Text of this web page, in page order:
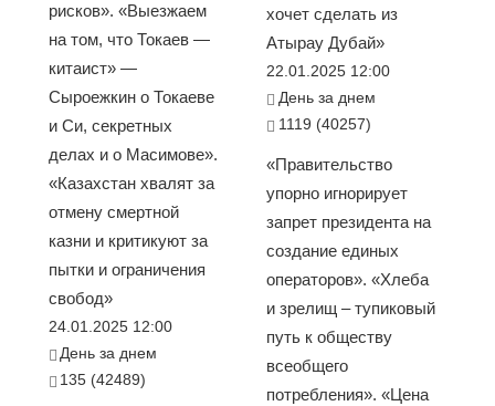
рисков». «Выезжаем
на том, что Токаев —
китаист» —
Сыроежкин о Токаеве
и Си, секретных
делах и о Масимове».
«Казахстан хвалят за
отмену смертной
казни и критикуют за
пытки и ограничения
свобод»
24.01.2025 12:00
День за днем
135 (42489)
хочет сделать из
Атырау Дубай»
22.01.2025 12:00
День за днем
1119 (40257)
«Правительство
упорно игнорирует
запрет президента на
создание единых
операторов». «Хлеба
и зрелищ – тупиковый
путь к обществу
всеобщего
потребления». «Цена